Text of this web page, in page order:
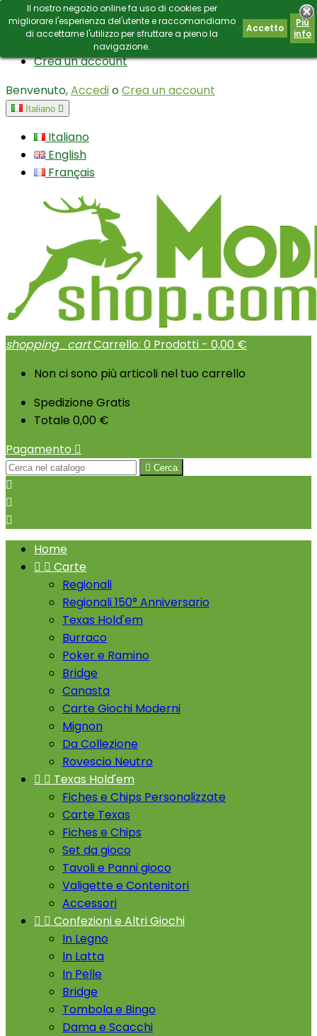
ContattoE-mail: info@modianoshop.com
Crea un account
Benvenuto,AccedioCrea un account
Italiano 
Italiano
English
Français
shopping_cartCarrello: 0 Prodotti - 0,00 €
Non ci sono più articoli nel tuo carrello
Spedizione Gratis
Totale 0,00 €
Pagamento 
 Cerca
Il nostro negozio online fa uso di cookies per
migliorare l'esperienza del'utente e raccomandiamo
di accettarne l'utilizzo per sfruttare a pieno la
navigazione.
Accetto
Piú
info



Home
  Carte
Regionali
Regionali 150° Anniversario
Texas Hold'em
Burraco
Poker e Ramino
Bridge
Canasta
Carte Giochi Moderni
Mignon
Da Collezione
Rovescio Neutro
  Texas Hold'em
Fiches e Chips Personalizzate
Carte Texas
Fiches e Chips
Set da gioco
Tavoli e Panni gioco
Valigette e Contenitori
Accessori
  Confezioni e Altri Giochi
In Legno
In Latta
In Pelle
Bridge
Tombola e Bingo
Dama e Scacchi